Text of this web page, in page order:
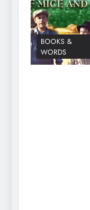
BOOKS &
WORDS